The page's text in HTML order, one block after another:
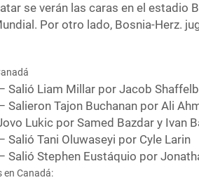
se verán las caras en el estadio
Por otro lado, Bosnia-Herz.
Salió Liam Millar por Jacob
Salieron Tajon Buchanan por Ali
Lukic por Samed Bazdar y Ivan
Salió Tani Oluwaseyi por Cyle Larin
Salió Stephen Eustáquio por
en Canadá: